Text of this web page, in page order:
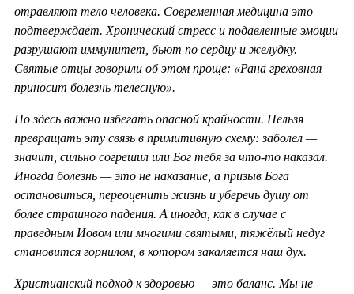
отравляют тело человека. Современная медицина это
подтверждает. Хронический стресс и подавленные эмоции
разрушают иммунитет, бьют по сердцу и желудку.
Святые отцы говорили об этом проще: «Рана греховная
приносит болезнь телесную».
Но здесь важно избегать опасной крайности. Нельзя
превращать эту связь в примитивную схему: заболел —
значит, сильно согрешил или Бог тебя за что-то наказал.
Иногда болезнь — это не наказание, а призыв Бога
остановиться, переоценить жизнь и уберечь душу от
более страшного падения. А иногда, как в случае с
праведным Иовом или многими святыми, тяжёлый недуг
становится горнилом, в котором закаляется наш дух.
Христианский подход к здоровью — это баланс. Мы не